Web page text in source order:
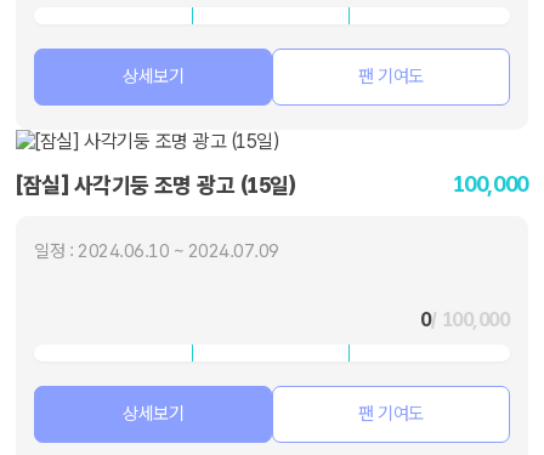
상세보기 팬 기여도
[잠실] 사각기둥 조명 광고 (15일) 100,000
일정 : 2024.06.10 ~ 2024.07.09
0/ 100,000
상세보기 팬 기여도